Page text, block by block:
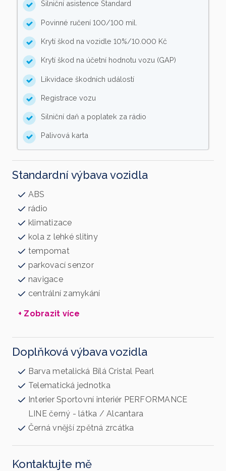
Silniční asistence Standard
Povinné ručení 100/100 mil.
Krytí škod na vozidle 10%/10.000 Kč
Krytí škod na účetní hodnotu vozu (GAP)
Likvidace škodních událostí
Registrace vozu
Silniční daň a poplatek za rádio
Palivová karta
Standardní výbava vozidla
ABS
rádio
klimatizace
kola z lehké slitiny
tempomat
parkovací senzor
navigace
centrální zamykání
+ Zobrazit více
Doplňková výbava vozidla
Barva metalická Bílá Cristal Pearl
Telematická jednotka
Interier Sportovní interiér PERFORMANCE
LINE černý - látka / Alcantara
Černá vnější zpětná zrcátka
Kontaktujte mě